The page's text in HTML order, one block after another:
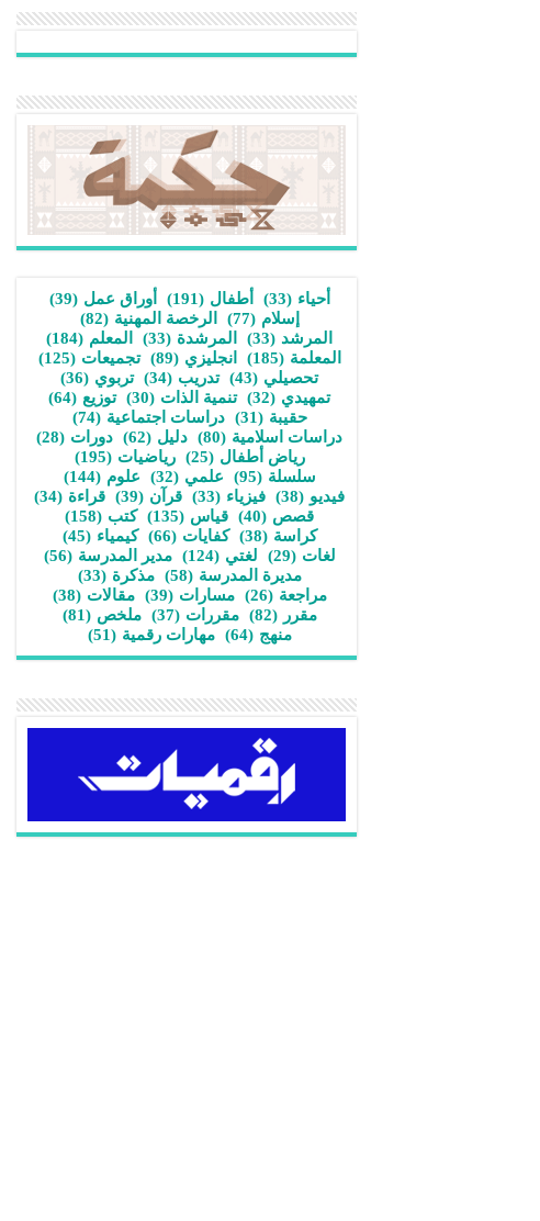
أحياء (33) أطفال (191) أوراق عمل (39)
إسلام (77) الرخصة المهنية (82)
المرشد (33) المرشدة (33) المعلم (184)
المعلمة (185) انجليزي (89) تجميعات (125)
تحصيلي (43) تدريب (34) تربوي (36)
تمهيدي (32) تنمية الذات (30) توزيع (64)
حقيبة (31) دراسات اجتماعية (74)
دراسات اسلامية (80) دليل (62) دورات (28)
رياض أطفال (25) رياضيات (195)
سلسلة (95) علمي (32) علوم (144)
فيديو (38) فيزياء (33) قرآن (39) قراءة (34)
قصص (40) قياس (135) كتب (158)
كراسة (38) كفايات (66) كيمياء (45)
لغات (29) لغتي (124) مدير المدرسة (56)
مديرة المدرسة (58) مذكرة (33)
مراجعة (26) مسارات (39) مقالات (38)
مقرر (82) مقررات (37) ملخص (81)
منهج (64) مهارات رقمية (51)